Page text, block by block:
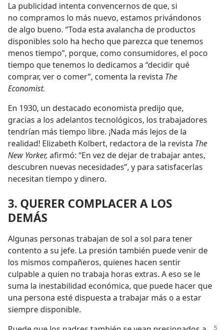
La publicidad intenta convencernos de que, si
no compramos lo más nuevo, estamos privándonos
de algo bueno. “Toda esta avalancha de productos
disponibles solo ha hecho que parezca que tenemos
menos tiempo”, porque, como consumidores, el poco
tiempo que tenemos lo dedicamos a “decidir qué
comprar, ver o comer”, comenta la revista The
Economist.
En 1930, un destacado economista predijo que,
gracias a los adelantos tecnológicos, los trabajadores
tendrían más tiempo libre. ¡Nada más lejos de la
realidad! Elizabeth Kolbert, redactora de la revista The
New Yorker, afirmó: “En vez de dejar de trabajar antes,
descubren nuevas necesidades”, y para satisfacerlas
necesitan tiempo y dinero.
3. QUERER COMPLACER A LOS
DEMÁS
Algunas personas trabajan de sol a sol para tener
contento a su jefe. La presión también puede venir de
los mismos compañeros, quienes hacen sentir
culpable a quien no trabaja horas extras. A eso se le
suma la inestabilidad económica, que puede hacer que
una persona esté dispuesta a trabajar más o a estar
siempre disponible.